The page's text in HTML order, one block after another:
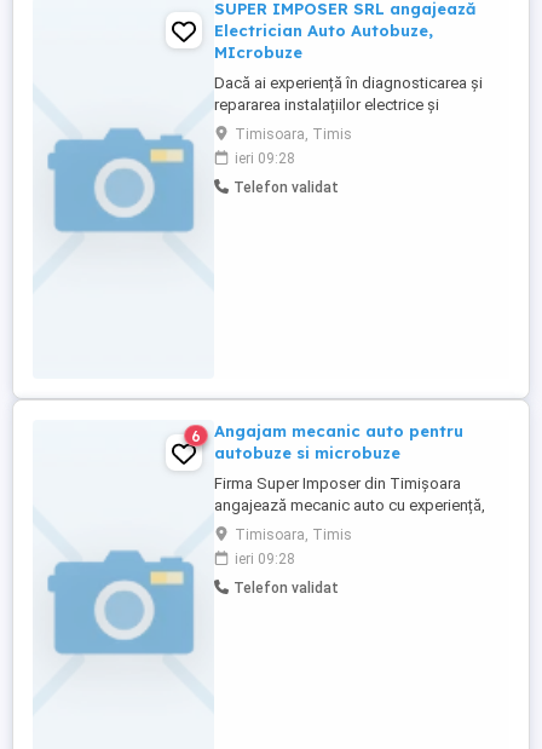
SUPER IMPOSER SRL angajează
Electrician Auto Autobuze,
MIcrobuze
Dacă ai experiență în diagnosticarea și
repararea instalațiilor electrice și
electronice ale autobuzelor și îți dorești un
loc de muncă stabil, te așteptăm în echipa
noastră! Ce vei face: Diagnostichezi și
remediezi defecțiunile electrice și
Timisoara, Timis
ieri 09:28
Telefon validat
6
Angajam mecanic auto pentru
autobuze si microbuze
Firma Super Imposer din Timișoara
angajează mecanic auto cu experiență,
pentru întreținerea și repararea
autobuzelor și microbuzelor din flota
proprie. Locul de muncă: Timișoaral
Permis categoria B obligatoriu Cerințe:
Timisoara, Timis
ieri 09:28
Telefon validat